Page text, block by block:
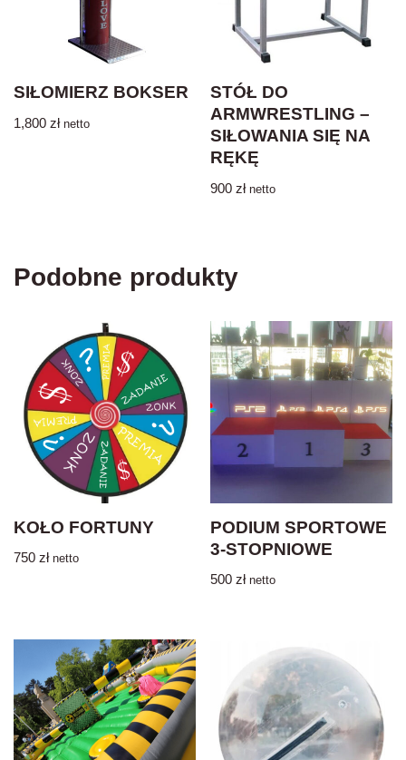
SIŁOMIERZ BOKSER
1,800 zł netto
STÓŁ DO
ARMWRESTLING –
SIŁOWANIA SIĘ NA
RĘKĘ
900zł netto
Podobne produkty
KOŁO FORTUNY
750 zł netto
PODIUM SPORTOWE
3-STOPNIOWE
500zł netto